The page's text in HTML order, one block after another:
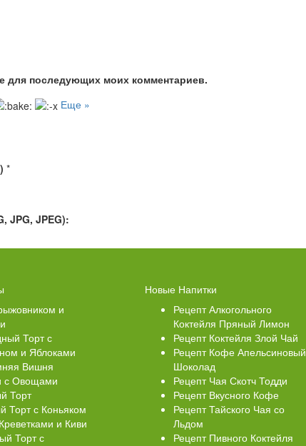
для последующих моих комментариев.
Еще »
*
JPG, JPEG):
Торт Медовик Карамельный
и
Торт с
и Яблоками
Вишня
с Овощами
Торт
Торт с Коньяком
и Киви
Торт с
Новые Напитки
Рецепт Алкогольного
Коктейля Пряный Лимон
Рецепт Коктейля Злой Чай
Рецепт Кофе Апельсиновый
Шоколад
Рецепт Чая Скотч Тодди
Рецепт Вкусного Кофе
Рецепт Тайского Чая со
Льдом
Рецепт Пивного Коктейля